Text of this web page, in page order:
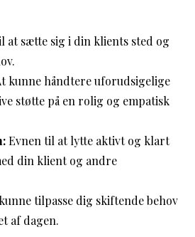
at sætte sig i din klients sted og
kunne håndtere uforudsigelige
støtte på en rolig og empatisk
Evnen til at lytte aktivt og klart
din klient og andre
tilpasse dig skiftende behov
af dagen.